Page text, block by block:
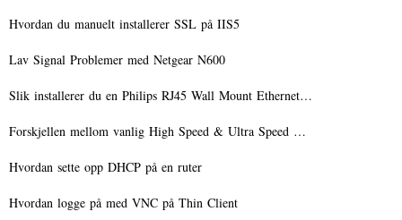
Hvordan du manuelt installerer SSL på IIS5
Lav Signal Problemer med Netgear N600
Slik installerer du en Philips RJ45 Wall Mount Ethernet…
Forskjellen mellom vanlig High Speed ​​& Ultra Speed ​​…
Hvordan sette opp DHCP på en ruter
Hvordan logge på med VNC på Thin Client